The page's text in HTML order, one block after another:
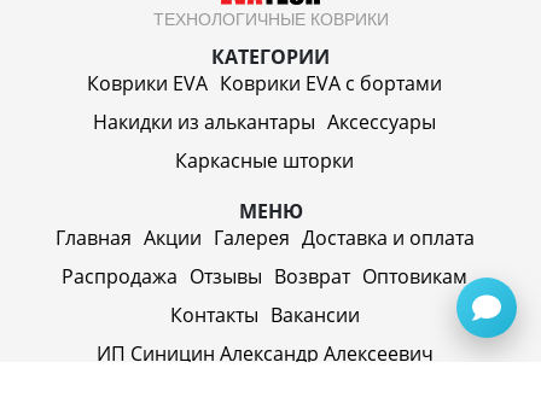
ТЕХНОЛОГИЧНЫЕ КОВРИКИ
КАТЕГОРИИ
Коврики EVA Коврики EVA c бортами
Накидки из алькантары Аксессуары
Каркасные шторки
МЕНЮ
Главная Акции Галерея Доставка и оплата
Распродажа Отзывы Возврат Оптовикам
Контакты Вакансии
ИП Синицин Александр Алексеевич